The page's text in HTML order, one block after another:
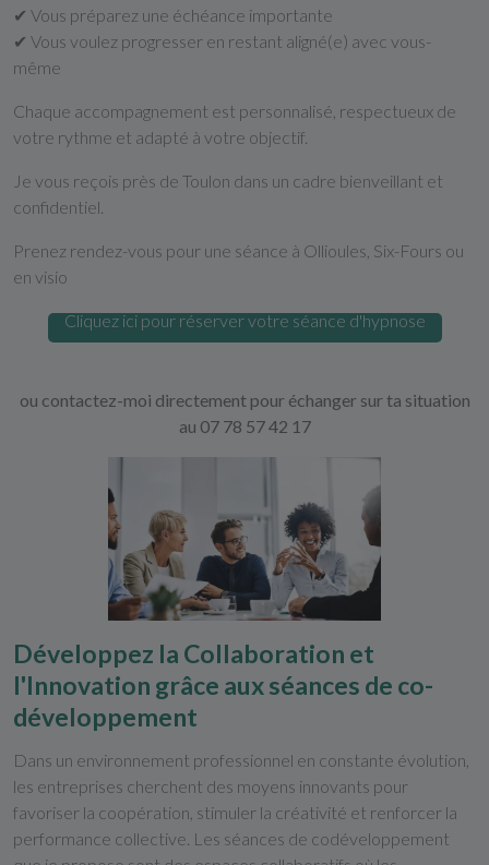
✔ Vous préparez une échéance importante
✔ Vous voulez progresser en restant aligné(e) avec vous-
même
Chaque accompagnement est personnalisé, respectueux de
votre rythme et adapté à votre objectif.
Je vous reçois près de Toulon dans un cadre bienveillant et
confidentiel.
Prenez rendez-vous pour une séance à Ollioules, Six-Fours ou
en visio
Cliquez ici pour réserver votre séance d'hypnose
ou contactez-moi directement pour échanger sur ta situation
au 07 78 57 42 17
Développez la Collaboration et
l'Innovation grâce aux séances de co-
développement
Dans un environnement professionnel en constante évolution,
les entreprises cherchent des moyens innovants pour
favoriser la coopération, stimuler la créativité et renforcer la
performance collective. Les séances de codéveloppement